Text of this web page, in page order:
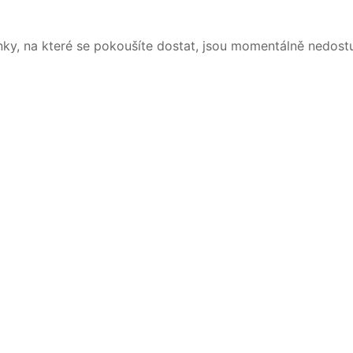
na které se pokoušíte dostat, jsou momentálně